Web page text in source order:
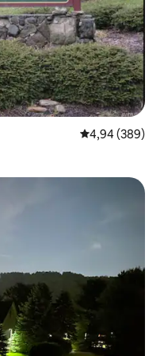
4,94 de uma
4,94 (389)